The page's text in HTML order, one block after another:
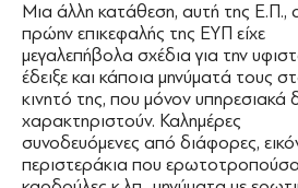
Μια άλλη κατάθεση, αυτή της Ε.Π.,
πρώην επικεφαλής της ΕΥΠ είχε
μεγαλεπήβολα σχέδια για την
έδειξε και κάποια μηνύματά τους
κινητό της, που μόνον
χαρακτηριστούν. Καλημέρες
συνοδευόμενες από διάφορες,
περιστεράκια που